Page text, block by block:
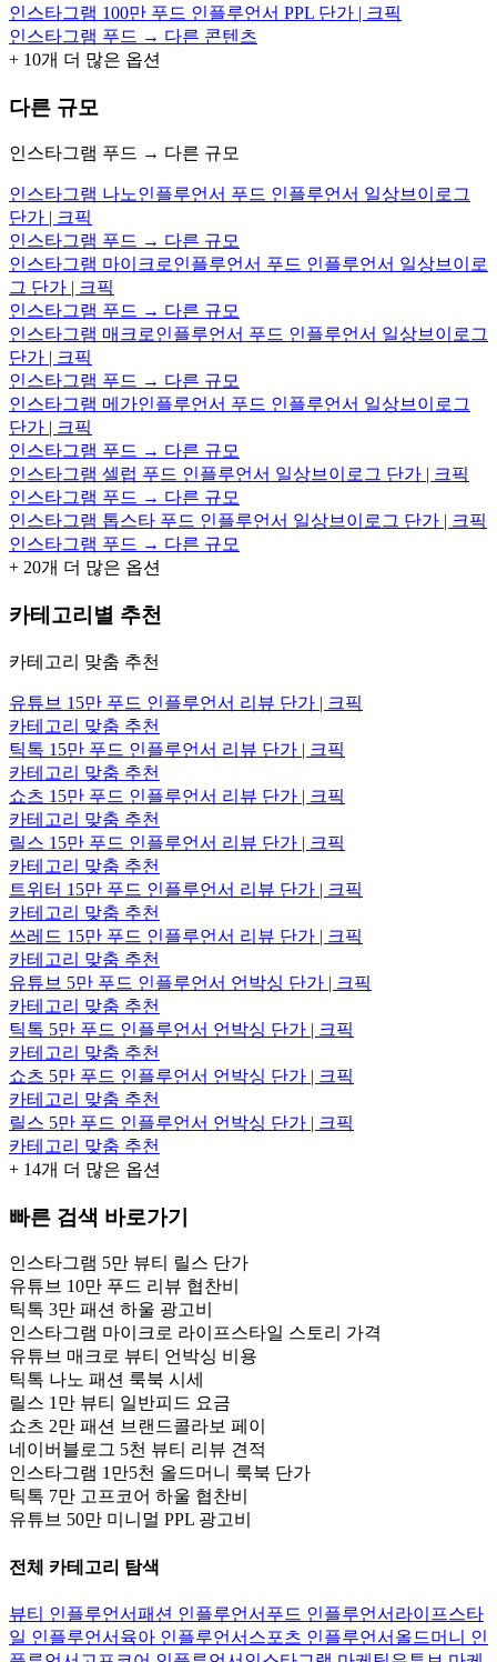
인스타그램 100만 푸드 인플루언서 PPL 단가 | 크픽
인스타그램 푸드 → 다른 콘텐츠
+ 10개 더 많은 옵션
다른 규모
인스타그램 푸드 → 다른 규모
인스타그램 나노인플루언서 푸드 인플루언서 일상브이로그
단가 | 크픽
인스타그램 푸드 → 다른 규모
인스타그램 마이크로인플루언서 푸드 인플루언서 일상브이로
그 단가 | 크픽
인스타그램 푸드 → 다른 규모
인스타그램 매크로인플루언서 푸드 인플루언서 일상브이로그
단가 | 크픽
인스타그램 푸드 → 다른 규모
인스타그램 메가인플루언서 푸드 인플루언서 일상브이로그
단가 | 크픽
인스타그램 푸드 → 다른 규모
인스타그램 셀럽 푸드 인플루언서 일상브이로그 단가 | 크픽
인스타그램 푸드 → 다른 규모
인스타그램 톱스타 푸드 인플루언서 일상브이로그 단가 | 크픽
인스타그램 푸드 → 다른 규모
+ 20개 더 많은 옵션
카테고리별 추천
카테고리 맞춤 추천
유튜브 15만 푸드 인플루언서 리뷰 단가 | 크픽
카테고리 맞춤 추천
틱톡 15만 푸드 인플루언서 리뷰 단가 | 크픽
카테고리 맞춤 추천
쇼츠 15만 푸드 인플루언서 리뷰 단가 | 크픽
카테고리 맞춤 추천
릴스 15만 푸드 인플루언서 리뷰 단가 | 크픽
카테고리 맞춤 추천
트위터 15만 푸드 인플루언서 리뷰 단가 | 크픽
카테고리 맞춤 추천
쓰레드 15만 푸드 인플루언서 리뷰 단가 | 크픽
카테고리 맞춤 추천
유튜브 5만 푸드 인플루언서 언박싱 단가 | 크픽
카테고리 맞춤 추천
틱톡 5만 푸드 인플루언서 언박싱 단가 | 크픽
카테고리 맞춤 추천
쇼츠 5만 푸드 인플루언서 언박싱 단가 | 크픽
카테고리 맞춤 추천
릴스 5만 푸드 인플루언서 언박싱 단가 | 크픽
카테고리 맞춤 추천
+ 14개 더 많은 옵션
빠른 검색 바로가기
인스타그램 5만 뷰티 릴스 단가
유튜브 10만 푸드 리뷰 협찬비
틱톡 3만 패션 하울 광고비
인스타그램 마이크로 라이프스타일 스토리 가격
유튜브 매크로 뷰티 언박싱 비용
틱톡 나노 패션 룩북 시세
릴스 1만 뷰티 일반피드 요금
쇼츠 2만 패션 브랜드콜라보 페이
네이버블로그 5천 뷰티 리뷰 견적
인스타그램 1만5천 올드머니 룩북 단가
틱톡 7만 고프코어 하울 협찬비
유튜브 50만 미니멀 PPL 광고비
전체 카테고리 탐색
뷰티 인플루언서패션 인플루언서 푸드 인플루언서 라이프스타
일 인플루언서 육아 인플루언서 스포츠 인플루언서 올드머니 인